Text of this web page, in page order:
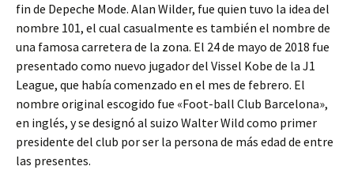
fin de Depeche Mode. Alan Wilder, fue quien tuvo la idea del
nombre 101, el cual casualmente es también el nombre de
una famosa carretera de la zona. El 24 de mayo de 2018 fue
presentado como nuevo jugador del Vissel Kobe de la J1
League, que había comenzado en el mes de febrero. El
nombre original escogido fue «Foot-ball Club Barcelona»,
en inglés, y se designó al suizo Walter Wild como primer
presidente del club por ser la persona de más edad de entre
las presentes.